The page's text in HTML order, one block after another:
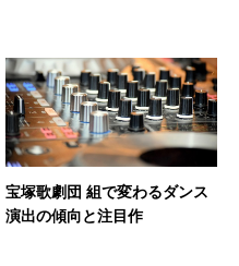
宝塚歌劇団 組で変わるダンス
演出の傾向と注目作